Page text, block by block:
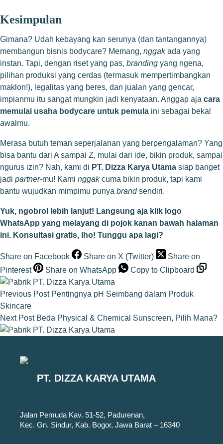
Kesimpulan
Gimana? Udah kebayang kan serunya (dan tantangannya)
membangun bisnis bodycare? Memang, nggakada yang
instan. Tapi, dengan riset yang pas, branding yang ngena,
pilihan produksi yang cerdas (termasuk mempertimbangkan
maklon!), legalitas yang beres, dan jualan yang gencar,
impianmu itu sangat mungkin jadi kenyataan. Anggap aja cara
memulai usaha bodycare untuk pemula ini sebagai bekal
awalmu.
Merasa butuh teman seperjalanan yang berpengalaman? Yang
bisa bantu dari A sampai Z, mulai dari ide, bikin produk, sampai
ngurus izin? Nah, kami di PT. Dizza Karya Utama siap banget
jadi partner-mu! Kami nggakcuma bikin produk, tapi kami
bantu wujudkan mimpimu punya brandsendiri.
Yuk, ngobrol lebih lanjut! Langsung aja klik logo
WhatsApp yang melayang di pojok kanan bawah halaman
ini. Konsultasi gratis, lho! Tunggu apa lagi?
Share on Facebook Share on X (Twitter)
Share on
Pinterest
Share on WhatsApp Copy to Clipboard
Previous Post Pentingnya pH Seimbang dalam Produk
Skincare
Next Post Beda Physical & Chemical Sunscreen, Pilih Mana?
PT. DIZZA KARYA UTAMA
Jalan Pemuda Kav. 51-52, Padurenan,
Kec. Gn. Sindur, Kab. Bogor, Jawa Barat – 16340